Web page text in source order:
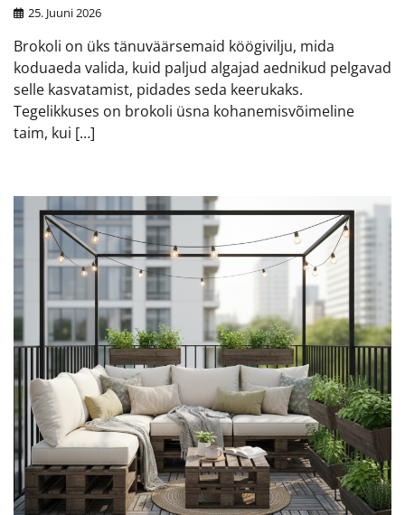
25. Juuni 2026
Brokoli on üks tänuväärsemaid köögivilju, mida
koduaeda valida, kuid paljud algajad aednikud pelgavad
selle kasvatamist, pidades seda keerukaks.
Tegelikkuses on brokoli üsna kohanemisvõimeline
taim, kui […]